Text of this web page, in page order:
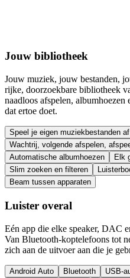
Jouw bibliotheek
Jouw muziek, jouw bestanden,
rijke, doorzoekbare bibliotheek
naadloos afspelen,
dat ertoe doet.
Speel je eigen muziekbestanden af
Wachtrij, volgende afspelen,
Automatische albumhoezen
Elk
Slim zoeken en filteren
Beam tussen apparaten
Luister overal
Eén app die elke speaker, DAC
Van Bluetooth-koptelefoons tot
zich aan de uitvoer aan die je
Android Auto Bluetooth
USB-